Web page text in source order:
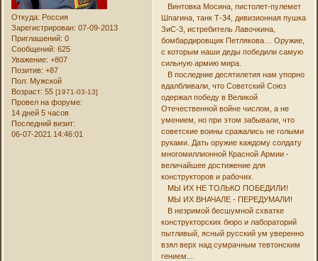
Откуда: Россия
Зарегистрирован: 07-09-2013
Приглашений: 0
Сообщений: 625
Уважение: +807
Позитив: +87
Пол: Мужской
Возраст: 55[1971-03-13]
Провел на форуме:
14 дней 5 часов
Последний визит:
06-07-2021 14:46:01
Винтовка Мосина, пистолет-пулемет
Шпагина, танк Т-34, дивизионная пушка
ЗиС-3, истребитель Лавочкина,
бомбардировщик Петлякова… Оружие,
с которым наши деды победили самую
сильную армию мира.
В последние десятилетия нам упорно
вдалбливали, что Советский Союз
одержал победу в Великой
Отечественной войне числом, а не
умением, но при этом забывали, что
советские воины сражались не голыми
руками. Дать оружие каждому солдату
многомиллионной Красной Армии -
величайшее достижение для
конструкторов и рабочих.
МЫ ИХ НЕ ТОЛЬКО ПОБЕДИЛИ!
МЫ ИХ ВНАЧАЛЕ - ПЕРЕДУМАЛИ!
В незримой бесшумной схватке
конструкторских бюро и лабораторий
пытливый, ясный русский ум уверенно
взял верх над сумрачным тевтонским
гением...